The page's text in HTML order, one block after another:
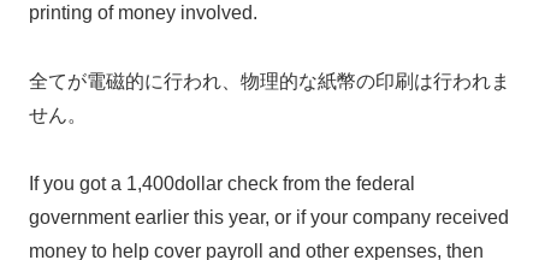
printing of money involved.
全てが電磁的に行われ、物理的な紙幣の印刷は行われま
せん。
If you got a 1,400dollar check from the federal
government earlier this year, or if your company received
money to help cover payroll and other expenses, then